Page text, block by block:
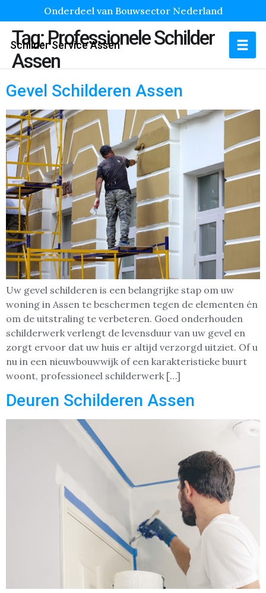
Onderdeel van Bouwsector Nederland
Schilder Service Assen
Tag:Professionele Schilder
Assen
Gevel Schilderen Assen
Uw gevel schilderen is een belangrijke stap om uw
woning in Assen te beschermen tegen de elementen én
om de uitstraling te verbeteren. Goed onderhouden
schilderwerk verlengt de levensduur van uw gevel en
zorgt ervoor dat uw huis er altijd verzorgd uitziet. Of u
nu in een nieuwbouwwijk of een karakteristieke buurt
woont, professioneel schilderwerk […]
Deuren Schilderen Assen